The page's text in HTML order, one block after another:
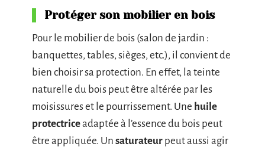
Protéger son mobilier en bois
Pour le mobilier de bois (salon de jardin :
banquettes, tables, sièges, etc.), il convient de
bien choisir sa protection. En effet, la teinte
naturelle du bois peut être altérée par les
moisissures et le pourrissement. Une huile
protectriceadaptée à l’essence du bois peut
être appliquée. Un saturateur peut aussi agir